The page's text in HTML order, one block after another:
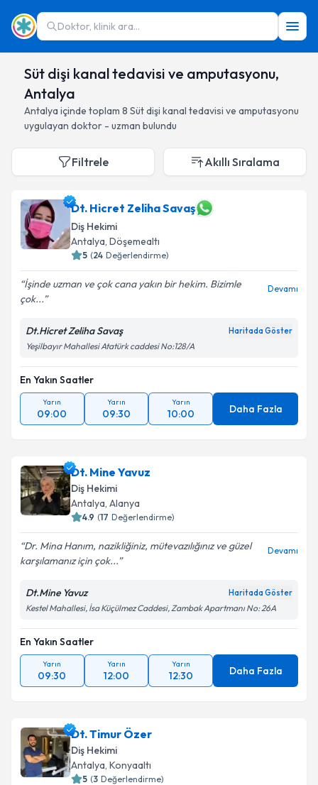
Doktor, klinik ara...
Süt dişi kanal tedavisi ve amputasyonu,
Antalya
Antalya içinde toplam 8 Süt dişi kanal tedavisi ve amputasyonu
uygulayan doktor - uzman bulundu
Filtrele Akıllı Sıralama
Dt. Hicret Zeliha Savaş
Diş Hekimi
Antalya, Döşemealtı
5 (24 Değerlendirme)
İşinde uzman ve çok cana yakın bir hekim. Bizimle
çok...
Devamı
Dt.Hicret Zeliha Savaş Haritada Göster
Yeşilbayır Mahallesi Atatürk caddesi No:128/A
En Yakın Saatler
Yarın
09:00
Yarın
09:30
Yarın
10:00 Daha Fazla
Dt. Mine Yavuz
Diş Hekimi
Antalya, Alanya
4.9 (17 Değerlendirme)
Dr. Mina Hanım, nazikliğiniz, mütevazılığınız ve güzel
karşılamanız için çok...
Devamı
Dt.Mine Yavuz Haritada Göster
Kestel Mahallesi, İsa Küçülmez Caddesi, Zambak Apartmanı No: 26A
En Yakın Saatler
Yarın
09:30
Yarın
12:00
Yarın
12:30 Daha Fazla
Dt. Timur Özer
Diş Hekimi
Antalya, Konyaaltı
5 (3 Değerlendirme)